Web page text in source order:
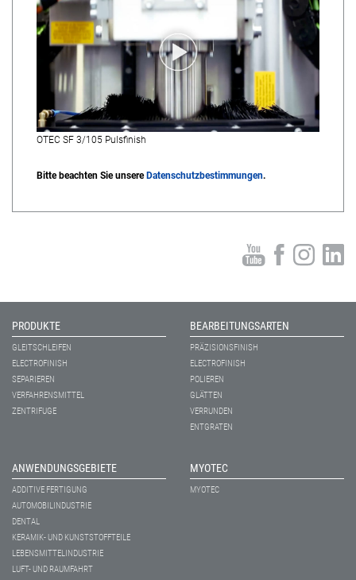
OTEC SF 3/105 Pulsfinish
Bitte beachten Sie unsereDatenschutzbestimmungen.
PRODUKTE
GLEITSCHLEIFEN
ELECTROFINISH
SEPARIEREN
VERFAHRENSMITTEL
ZENTRIFUGE
BEARBEITUNGSARTEN
PRÄZISIONSFINISH
ELECTROFINISH
POLIEREN
GLÄTTEN
VERRUNDEN
ENTGRATEN
ANWENDUNGSGEBIETE
ADDITIVE FERTIGUNG
AUTOMOBILINDUSTRIE
DENTAL
KERAMIK- UND KUNSTSTOFFTEILE
LEBENSMITTELINDUSTRIE
LUFT- UND RAUMFAHRT
MYOTEC
MYOTEC